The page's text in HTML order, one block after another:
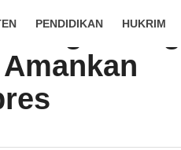
PENDIDIKAN HUKRIM